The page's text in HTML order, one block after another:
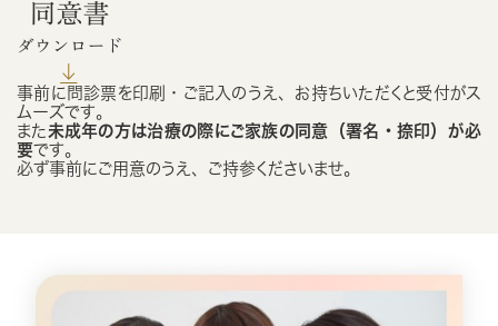
事前に問診票を印刷・ご記入のうえ、お持ちいただくと受付がス
ムーズです。
また 未成年の方は治療の際にご家族の同意（署名・捺印）が必
要です。
必ず事前にご用意のうえ、ご持参くださいませ。